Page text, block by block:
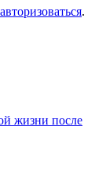
авторизоваться.
жизни после